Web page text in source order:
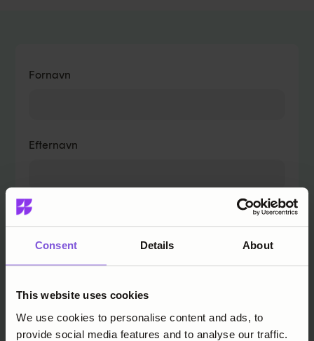
Consent Details About
This website uses cookies
We use cookies to personalise content and ads, to
provide social media features and to analyse our traffic.
Fornavn
Efternavn
E-mail